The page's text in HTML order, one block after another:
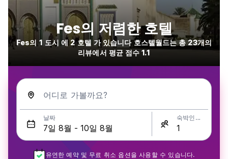
Fes의 저렴한 호텔
Fes의 1 도시 에 2 호텔 가 있습니다 호스텔월드는 총 23개의
리뷰에서 평균 점수 1.1
어디로 가볼까요?
날짜 숙박인원
유연한 예약 및 무료 취소 옵션을 사용할 수 있습니다.